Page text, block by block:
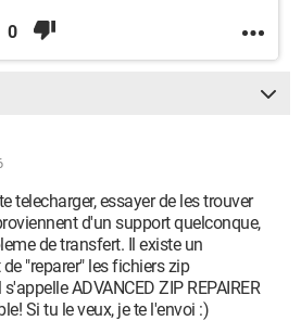
0
telecharger, essayer de les trouver
d'un support quelconque,
de transfert. Il existe un
"reparer" les fichiers zip
ADVANCED ZIP REPAIRER
Si tu le veux, je te l'envoi :)